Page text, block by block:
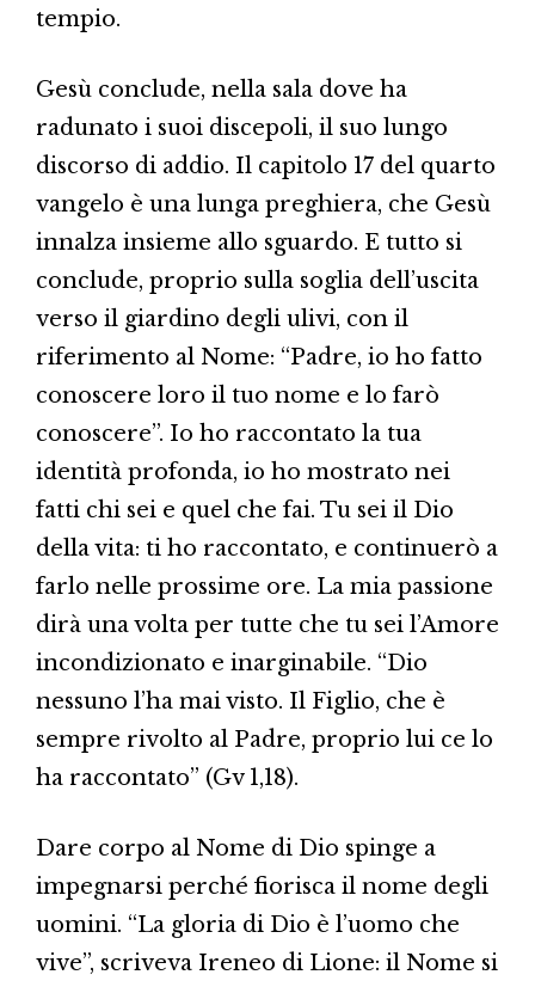
tempio.
Gesù conclude, nella sala dove ha
radunato i suoi discepoli, il suo lungo
discorso di addio. Il capitolo 17 del quarto
vangelo è una lunga preghiera, che Gesù
innalza insieme allo sguardo. E tutto si
conclude, proprio sulla soglia dell’uscita
verso il giardino degli ulivi, con il
riferimento al Nome: “Padre, io ho fatto
conoscere loro il tuo nome e lo farò
conoscere”. Io ho raccontato la tua
identità profonda, io ho mostrato nei
fatti chi sei e quel che fai. Tu sei il Dio
della vita: ti ho raccontato, e continuerò a
farlo nelle prossime ore. La mia passione
dirà una volta per tutte che tu sei l’Amore
incondizionato e inarginabile. “Dio
nessuno l’ha mai visto. Il Figlio, che è
sempre rivolto al Padre, proprio lui ce lo
ha raccontato” (Gv 1,18).
Dare corpo al Nome di Dio spinge a
impegnarsi perché fiorisca il nome degli
uomini. “La gloria di Dio è l’uomo che
vive”, scriveva Ireneo di Lione: il Nome si